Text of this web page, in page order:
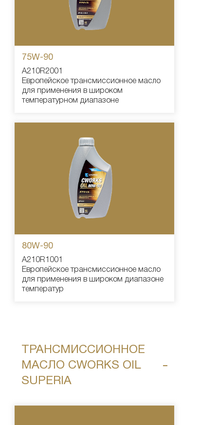
75W-90
A210R2001
Европейское трансмиссионное масло
для применения в широком
температурном диапазоне
80W-90
A210R1001
Европейское трансмиссионное масло
для применения в широком диапазоне
температур
ТРАНСМИССИОННОЕ
МАСЛО CWORKS OIL
SUPERIA